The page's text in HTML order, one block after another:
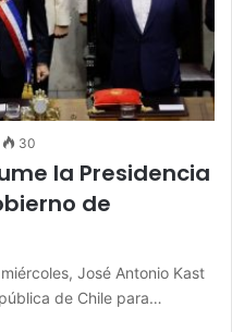
30
la Presidencia
de
José Antonio Kast
de Chile para…